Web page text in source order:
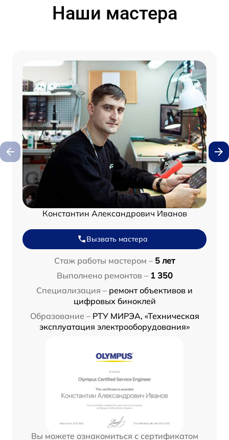
Наши мастера
Константин Александрович Иванов
Вызвать мастера
Стаж работы мастером – 5 лет
Выполнено ремонтов – 1 350
Специализация – ремонт объективов и
цифровых биноклей
Образование – РТУ МИРЭА, «Техническая
эксплуатация электрооборудования»
Вы можете ознакомиться с сертификатом